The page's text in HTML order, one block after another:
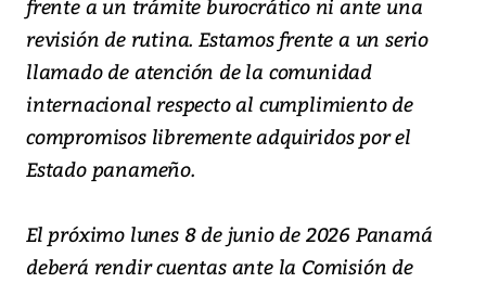
frente a un trámite burocrático ni ante una
revisión de rutina. Estamos frente a un serio
llamado de atención de la comunidad
internacional respecto al cumplimiento de
compromisos libremente adquiridos por el
Estado panameño.
El próximo lunes 8 de junio de 2026 Panamá
deberá rendir cuentas ante la Comisión de